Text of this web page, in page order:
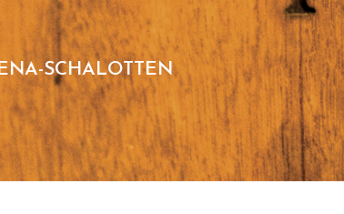
SCHALOTTEN